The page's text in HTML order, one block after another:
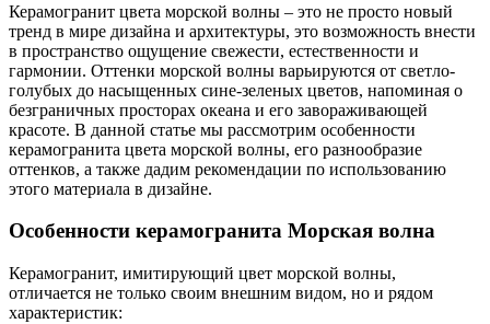
Керамогранит цвета морской волны – это не просто новый
тренд в мире дизайна и архитектуры, это возможность внести
в пространство ощущение свежести, естественности и
гармонии. Оттенки морской волны варьируются от светло-
голубых до насыщенных сине-зеленых цветов, напоминая о
безграничных просторах океана и его завораживающей
красоте. В данной статье мы рассмотрим особенности
керамогранита цвета морской волны, его разнообразие
оттенков, а также дадим рекомендации по использованию
этого материала в дизайне.
Особенности керамогранита Морская волна
Керамогранит, имитирующий цвет морской волны,
отличается не только своим внешним видом, но и рядом
характеристик: